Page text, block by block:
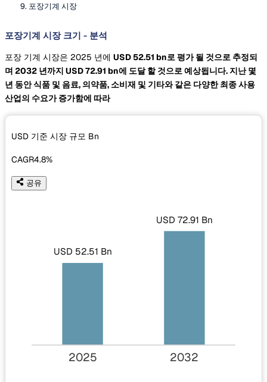
포장기계 시장
포장기계 시장 크기 - 분석
포장 기계 시장은 2025 년에 USD 52.51 bn로 평가 될 것으로 추정되
며 2032 년까지 USD 72.91 bn에 도달 할 것으로 예상됩니다. 지난 몇
년 동안 식품 및 음료, 의약품, 소비재 및 기타와 같은 다양한 최종 사용
산업의 수요가 증가함에 따라
USD 기준 시장 규모 Bn
CAGR4.8%
공유
USD 52.51 Bn
USD 72.91 Bn
2025 2032